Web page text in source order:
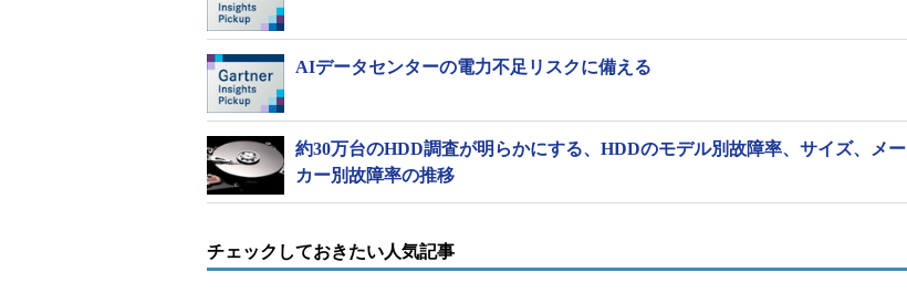
AIデータセンターの電力不足リスクに備える
約30万台のHDD調査が明らかにする、HDDのモデル別故障率、サイズ、メー
カー別故障率の推移
チェックしておきたい人気記事